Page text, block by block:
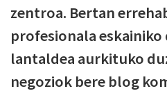
zentroa. Bertan
profesionala
lantaldea aurkituko
negoziok bere blog